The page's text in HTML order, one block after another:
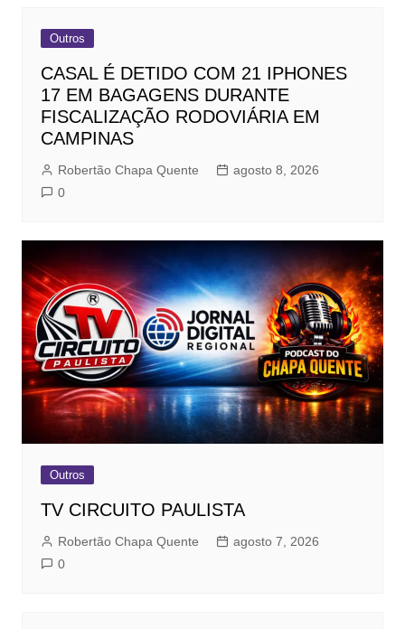
Outros
CASAL É DETIDO COM 21 IPHONES
17 EM BAGAGENS DURANTE
FISCALIZAÇÃO RODOVIÁRIA EM
CAMPINAS
Robertão Chapa Quente
agosto 8, 2026
0
Outros
TV CIRCUITO PAULISTA
Robertão Chapa Quente
agosto 7, 2026
0